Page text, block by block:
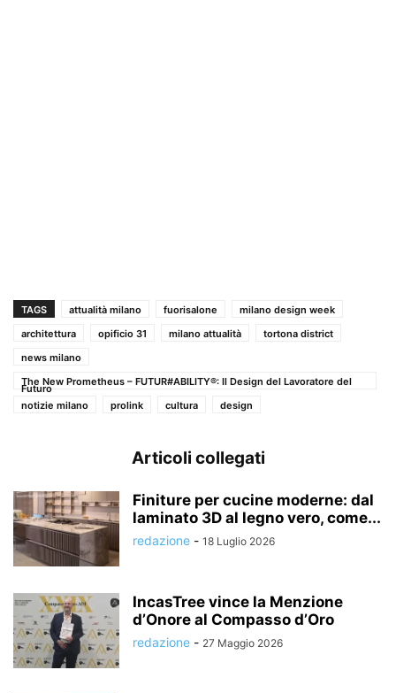
TAGS attualità milano fuorisalone
milano design week
architettura
opificio 31 milano attualità
tortona district
news milano
The New Prometheus – FUTUR#ABILITY®: Il Design del Lavoratore del
Futuro
notizie milano
prolink cultura design
Articoli collegati
Finiture per cucine moderne: dal
laminato 3D al legno vero, come...
redazione - 18 Luglio 2026
IncasTree vince la Menzione
d’Onore al Compasso d’Oro
redazione - 27 Maggio 2026